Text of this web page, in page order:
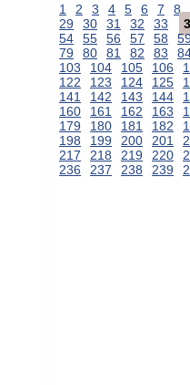
1 2 3 4 5 6 7
8
29
30 31 32 33
54
55 56 57 58
79
80 81 82 83
103
104 105 106
122
123 124 125
141
142 143 144
160
161 162 163
179
180 181 182
198
199 200 201
217
218 219 220
236
237 238 239